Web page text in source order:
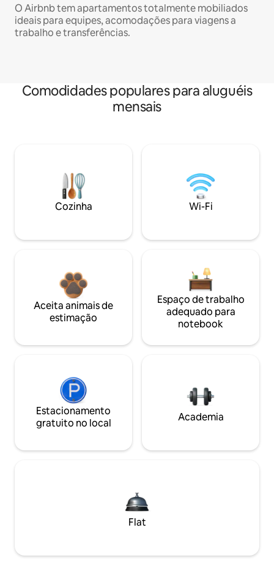
O Airbnb tem apartamentos totalmente mobiliados
ideais para equipes, acomodações para viagens a
trabalho e transferências.
Comodidades populares para aluguéis
mensais
Cozinha Wi-Fi
Aceita animais de
estimação
Espaço de trabalho
adequado para
notebook
Estacionamento
gratuito no local
Academia
Flat